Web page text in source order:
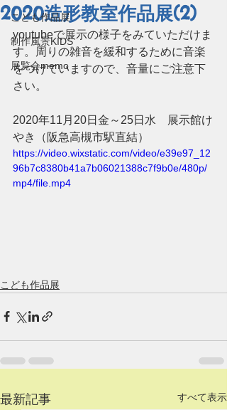
こども作品展
制作風景KIDS
展覧会memo
2020造形教室作品展(2)
youtubeで展示の様子をみていただけま
す。周りの雑音を緩和するために音楽
をつけていますので、音量にご注意下
さい。
2020年11月20日金～25日水　展示館け
やき（阪急高槻市駅直結）
https://video.wixstatic.com/video/e39e97_12
96b7c8380b41a7b06021388c7f9b0e/480p/
mp4/file.mp4
こども作品展
最新記事 すべて表示